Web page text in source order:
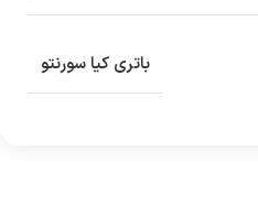
باتری کیا سورنتو